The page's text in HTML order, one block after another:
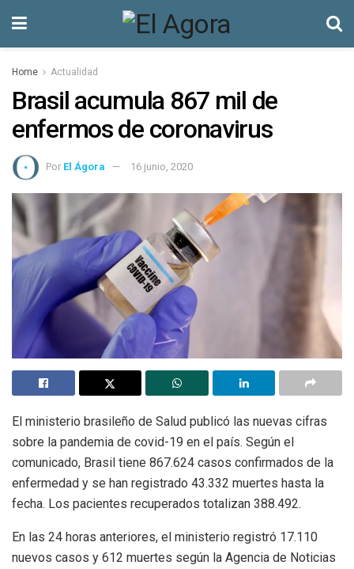
Home Actualidad
Brasil acumula 867 mil de
enfermos de coronavirus
Por El Ágora 16 junio, 2020
El ministerio brasileño de Salud publicó las nuevas cifras
sobre la pandemia de covid-19 en el país. Según el
comunicado, Brasil tiene 867.624 casos confirmados de la
enfermedad y se han registrado 43.332 muertes hasta la
fecha. Los pacientes recuperados totalizan 388.492.
En las 24 horas anteriores, el ministerio registró 17.110
nuevos casos y 612 muertes según la Agencia de Noticias